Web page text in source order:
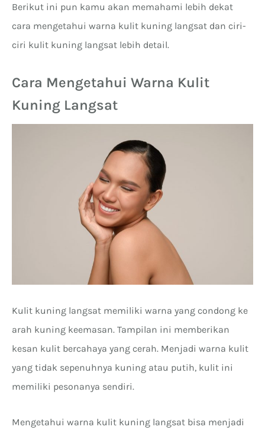
Berikut ini pun kamu akan memahami lebih dekat
cara mengetahui warna kulit kuning langsat dan ciri-
ciri kulit kuning langsat lebih detail.
Cara Mengetahui Warna Kulit
Kuning Langsat
Kulit kuning langsat memiliki warna yang condong ke
arah kuning keemasan. Tampilan ini memberikan
kesan kulit bercahaya yang cerah. Menjadi warna kulit
yang tidak sepenuhnya kuning atau putih, kulit ini
memiliki pesonanya sendiri.
Mengetahui warna kulit kuning langsat bisa menjadi